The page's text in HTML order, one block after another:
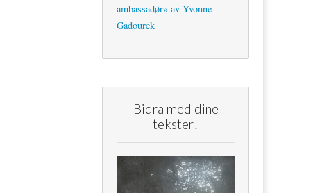
ambassadør» av Yvonne
Gadourek
Bidra med dine
tekster!